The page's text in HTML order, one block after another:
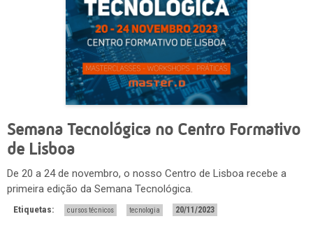
Semana Tecnológica no Centro Formativo
de Lisboa
De 20 a 24 de novembro, o nosso Centro de Lisboa recebe a
primeira edição da Semana Tecnológica.
Etiquetas: cursos técnicos tecnologia 20/11/2023